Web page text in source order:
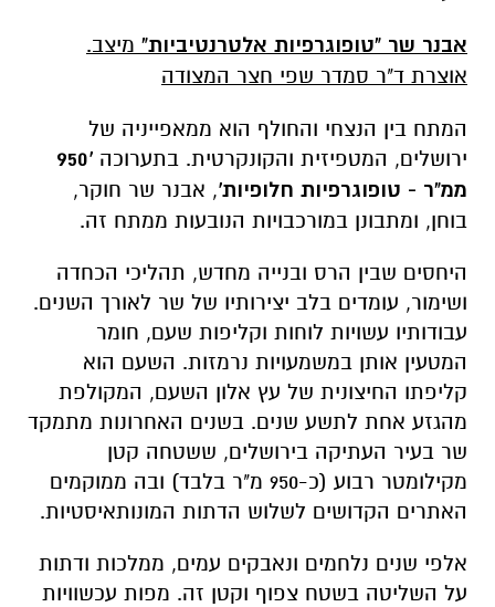
אבנר שר "טופוגרפיות אלטרנטיביות" מיצב.
אוצרת ד"ר סמדר שפי חצר המצודה
המתח בין הנצחי והחולף הוא ממאפייניה של
ירושלים, המטפיזית והקונקרטית. בתערוכה '950
ממ"ר - טופוגרפיות חלופיות', אבנר שר חוקר,
בוחן, ומתבונן במורכבויות הנובעות ממתח זה.
היחסים שבין הרס ובנייה מחדש, תהליכי הכחדה
ושימור, עומדים בלב יצירותיו של שר לאורך השנים.
עבודותיו עשויות לוחות וקליפות שעם, חומר
המטעין אותן במשמעויות נרמזות. השעם הוא
קליפתו החיצונית של עץ אלון השעם, המקולפת
מהגזע אחת לתשע שנים. בשנים האחרונות מתמקד
שר בעיר העתיקה בירושלים, ששטחה קטן
מקילומטר רבוע (כ-950 מ"ר בלבד) ובה ממוקמים
האתרים הקדושים לשלוש הדתות המונותאיסטיות.
אלפי שנים נלחמים ונאבקים עמים, ממלכות ודתות
על השליטה בשטח צפוף וקטן זה. מפות עכשוויות